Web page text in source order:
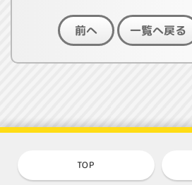
前へ 一覧へ戻る
TOP